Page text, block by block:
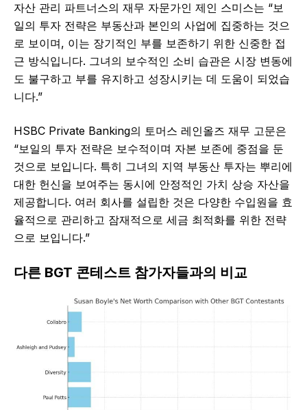
자산 관리 파트너스의 재무 자문가인 제인 스미스는 “보
일의 투자 전략은 부동산과 본인의 사업에 집중하는 것으
로 보이며, 이는 장기적인 부를 보존하기 위한 신중한 접
근 방식입니다. 그녀의 보수적인 소비 습관은 시장 변동에
도 불구하고 부를 유지하고 성장시키는 데 도움이 되었습
니다.”
HSBC Private Banking의 토머스 레인올즈 재무 고문은
“보일의 투자 전략은 보수적이며 자본 보존에 중점을 둔
것으로 보입니다. 특히 그녀의 지역 부동산 투자는 뿌리에
대한 헌신을 보여주는 동시에 안정적인 가치 상승 자산을
제공합니다. 여러 회사를 설립한 것은 다양한 수입원을 효
율적으로 관리하고 잠재적으로 세금 최적화를 위한 전략
으로 보입니다.”
다른 BGT 콘테스트 참가자들과의 비교